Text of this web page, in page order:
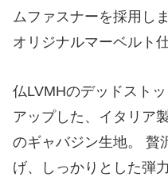
ムファスナーを採用し
オリジナルマーベルト
仏LVMHのデッドスト
アップした、イタリア
のギャバジン生地。 贅
げ、しっかりとした弾